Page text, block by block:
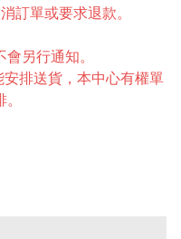
訂單或要求退款。
另行通知。
排送貨，本中心有權單